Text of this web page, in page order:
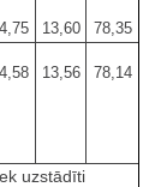
13,60 78,35
13,56 78,14
uzstādīti